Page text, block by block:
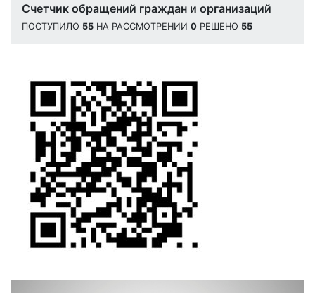
Счетчик обращений граждан и организаций
ПОСТУПИЛО 55 НА РАССМОТРЕНИИ 0 РЕШЕНО 55